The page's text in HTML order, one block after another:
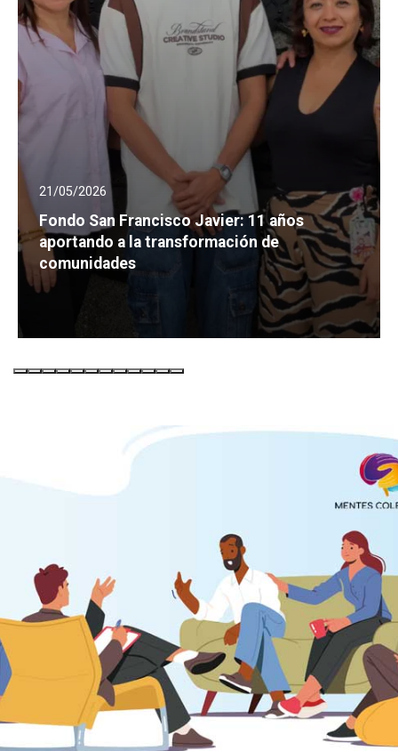
21/05/2026
Fondo San Francisco Javier: 11 años
aportando a la transformación de
comunidades